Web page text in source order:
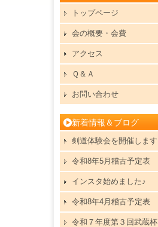
トップページ
会の概要・会費
アクセス
Ｑ＆Ａ
お問い合わせ
新着情報＆ブログ
剣道体験会を開催します
令和8年5月稽古予定表
インスタ始めました♪
令和8年4月稽古予定表
令和７年度第３回武蔵杯